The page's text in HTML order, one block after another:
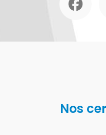
Nos